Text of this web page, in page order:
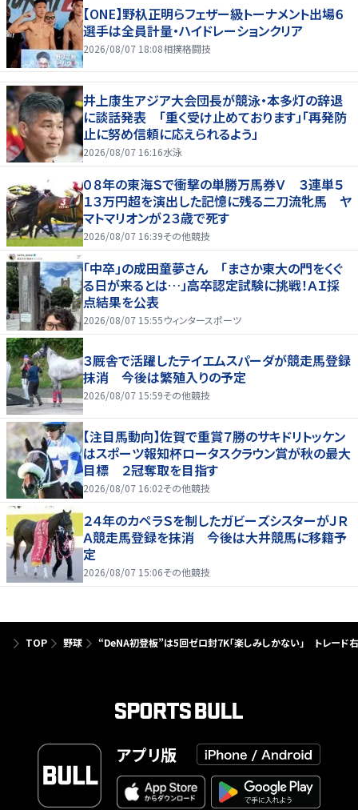
【ONE】野杁正明らフェザー級トーナメント出場６
選手は全員計量・ハイドレーションクリア
2026/08/07 18:08相撲格闘技
井上康生アジア大会団長が競泳・本多灯の辞退
に談話発表 「重く受け止めております」「再発防
止に努め信頼に応えられるよう」
2026/08/07 16:16水泳
０８年の東海Ｓで衝撃の単勝万馬券Ｖ ３連単５
１３万円超を演出した記憶に残る二刀流牝馬 ヤ
マトマリオンが２３歳で死す
2026/08/07 16:39その他競技
「中卒」の成田童夢さん 「まさか東大の門をくぐ
る日が来るとは…」高卒認定試験に挑戦！ＡＩ採
点結果を公表
2026/08/07 15:55ウィンタースポーツ
３厩舎で活躍したテイエムスパーダが競走馬登録
抹消 今後は繁殖入りの予定
2026/08/07 15:59その他競技
【注目馬動向】佐賀で重賞７勝のサキドリトッケン
はスポーツ報知杯ロータスクラウン賞が秋の最大
目標 ２冠奪取を目指す
2026/08/07 16:02その他競技
２４年のカペラＳを制したガビーズシスターがＪＲ
Ａ競走馬登録を抹消 今後は大井競馬に移籍予
定
2026/08/07 15:06その他競技
TOP 野球 “DeNA初登板”は5回ゼロ封7K「楽しみしかない」 トレード
アプリ版